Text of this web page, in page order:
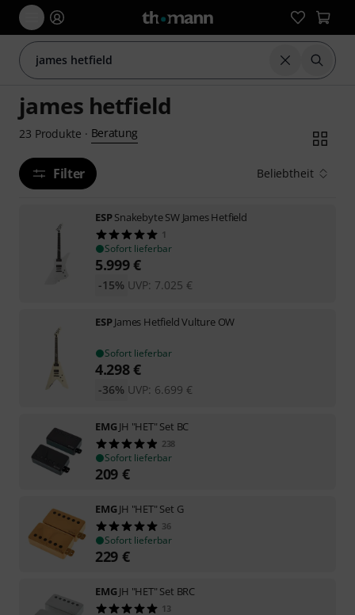
SucheSuche
james hetfield
23 Produkte · Beratung
Filter Beliebtheit
ESPSnakebyte SW James Hetfield
1
Sofort lieferbar
5.999€
UVP: 7.025 €
-15%
ESPJames Hetfield Vulture OW
Sofort lieferbar
4.298€
UVP: 6.699 €
-36%
EMGJH "HET" Set BC
238
Sofort lieferbar
209 €
EMGJH "HET" Set G
36
Sofort lieferbar
229 €
EMGJH "HET" Set BRC
13